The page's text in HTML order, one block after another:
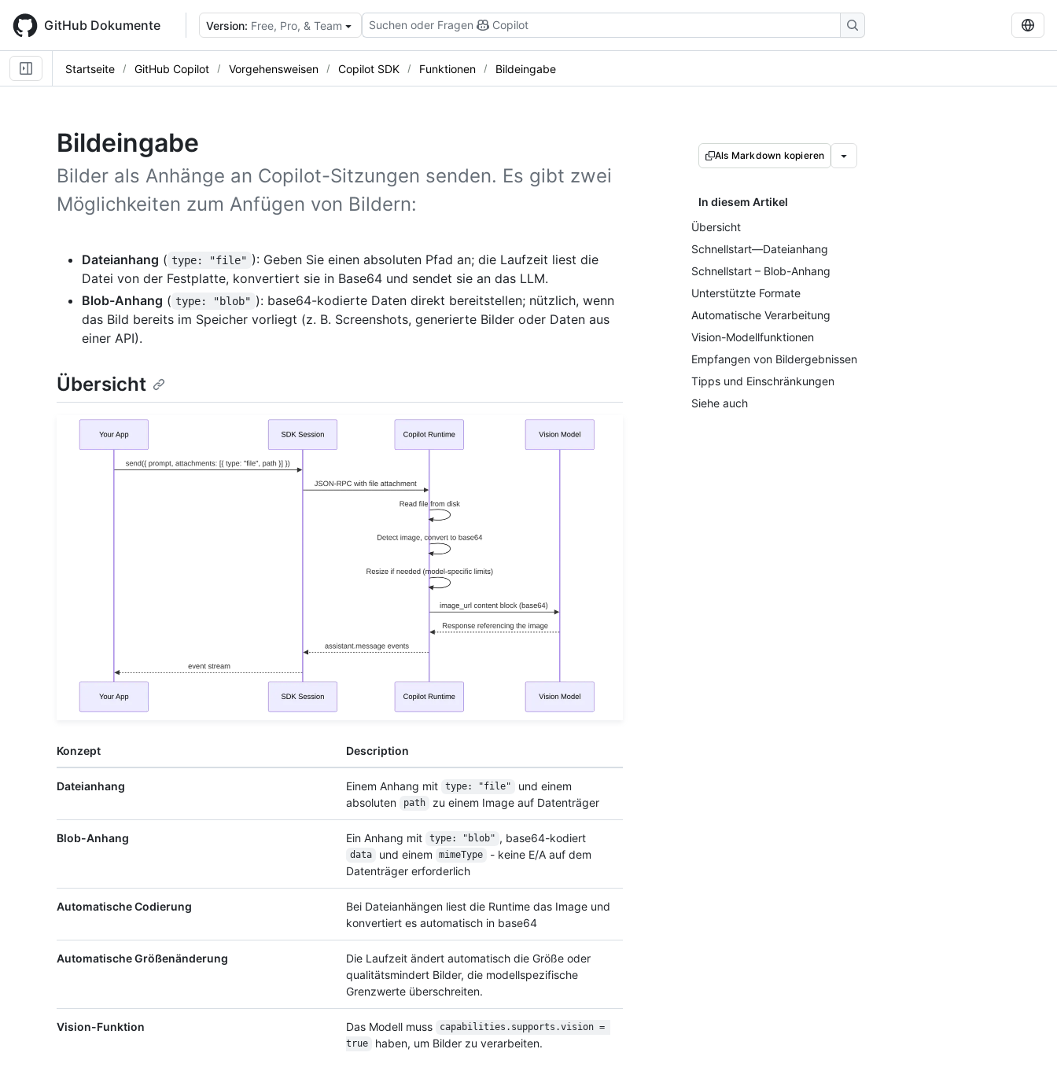
main
content
GitHub Dokumente Version: Free, Pro, & Team Suchen oder Fragen Copilot
Startseite GitHub Copilot Vorgehensweisen Copilot SDK Funktionen Bildeingabe
Bildeingabe
Bilder als Anhänge an Copilot-Sitzungen senden. Es gibt zwei
Möglichkeiten zum Anfügen von Bildern:
Als Markdown kopieren
In diesem Artikel
Übersicht
Schnellstart—Dateianhang
Schnellstart – Blob-Anhang
Unterstützte Formate
Automatische Verarbeitung
Vision-Modellfunktionen
Empfangen von Bildergebnissen
Tipps und Einschränkungen
Siehe auch
Dateianhang ( type: "file" ): Geben Sie einen absoluten Pfad an; die Laufzeit liest die
Datei von der Festplatte, konvertiert sie in Base64 und sendet sie an das LLM.
Blob-Anhang ( type: "blob" ): base64-kodierte Daten direkt bereitstellen; nützlich, wenn
das Bild bereits im Speicher vorliegt (z. B. Screenshots, generierte Bilder oder Daten aus
einer API).
Übersicht
Konzept Description
Dateianhang Einem Anhang mit type: "file"
und einem
absoluten
path zu einem Image auf Datenträger
Blob-Anhang Ein Anhang mit type: "blob" , base64-kodiert
data und einem mimeType
- keine E/A auf dem
Datenträger erforderlich
Automatische Codierung
Bei Dateianhängen liest die Runtime das Image und
konvertiert es automatisch in base64
Automatische Größenänderung
Die Laufzeit ändert automatisch die Größe oder
qualitätsmindert Bilder, die modellspezifische
Grenzwerte überschreiten.
Vision-Funktion Das Modell muss
capabilities.supports.vision =
true
haben, um Bilder zu verarbeiten.